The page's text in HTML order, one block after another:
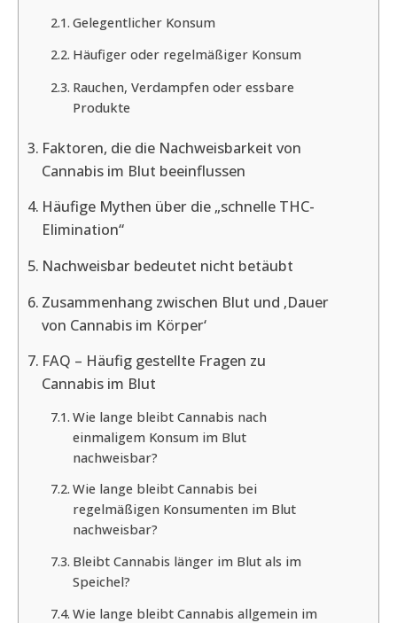
Gelegentlicher Konsum
Häufiger oder regelmäßiger Konsum
Rauchen, Verdampfen oder essbare
Produkte
Faktoren, die die Nachweisbarkeit von
Cannabis im Blut beeinflussen
Häufige Mythen über die „schnelle THC-
Elimination“
Nachweisbar bedeutet nicht betäubt
Zusammenhang zwischen Blut und ‚Dauer
von Cannabis im Körper‘
FAQ – Häufig gestellte Fragen zu
Cannabis im Blut
Wie lange bleibt Cannabis nach
einmaligem Konsum im Blut
nachweisbar?
Wie lange bleibt Cannabis bei
regelmäßigen Konsumenten im Blut
nachweisbar?
Bleibt Cannabis länger im Blut als im
Speichel?
Wie lange bleibt Cannabis allgemein im